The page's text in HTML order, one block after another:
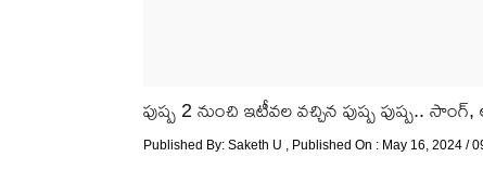
పుష్ప 2 నుంచి ఇటీవల వచ్చిన పుష్ప పుష్ప..
Published By: Saketh U , Published On : May 16, 2024 /